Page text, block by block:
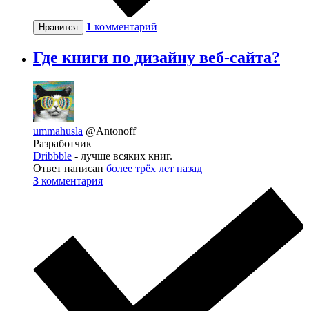
Нравится 1 комментарий
Где книги по дизайну веб-сайта?
ummahusla @Antonoff
Разработчик
Dribbble - лучше всяких книг.
Ответ написан более трёх лет назад
3 комментария